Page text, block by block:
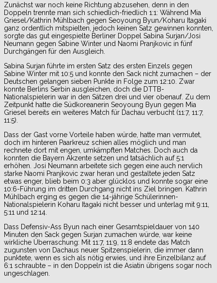
Zunächst war noch keine Richtung abzusehen, denn in den
Doppeln trennte man sich schiedlich-friedlich 1:1: Während Mia
Griesel/Kathrin Mühlbach gegen Seoyoung Byun/Koharu Itagaki
ganz ordentlich mitspielten, jedoch keinen Satz gewinnen konnten,
sorgte das gut eingespielte Berliner Doppel Sabina Surjan/Josi
Neumann gegen Sabine Winter und Naomi Pranjkovic in fünf
Durchgängen für den Ausgleich.
Sabina Surjan führte im ersten Satz des ersten Einzels gegen
Sabine Winter mit 10:5 und konnte den Sack nicht zumachen – der
Deutschen gelangen sieben Punkte in Folge zum 12:10. Zwar
konnte Berlins Serbin ausgleichen, doch die DTTB-
Nationalspielerin war in den Sätzen drei und vier obenauf. Zu dem
Zeitpunkt hatte die Südkoreanerin Seoyoung Byun gegen Mia
Griesel bereits ein weiteres Match für Dachau verbucht (11:7, 11:7,
11:5).
Dass der Gast vorne Vorteile haben würde, hatte man vermutet,
doch im hinteren Paarkreuz schien alles möglich und man
rechnete dort mit engen, umkämpften Matches. Doch auch da
konnten die Bayern Akzente setzen und tatsächlich auf 5:1
erhöhen. Josi Neumann arbeitete sich gegen eine auch nervlich
starke Naomi Pranjkovic zwar heran und gestaltete jeden Satz
etwas enger, blieb beim 0:3 aber glücklos und konnte sogar eine
10:6-Führung im dritten Durchgang nicht ins Ziel bringen. Kathrin
Mühlbach erging es gegen die 14-jährige Schülerinnen-
Nationalspielerin Koharu Itagaki nicht besser und unterlag mit 9:11,
5:11 und 12:14.
Dass Defensiv-Ass Byun nach einer Gesamtspieldauer von 140
Minuten den Sack gegen Surjan zumachen würde, war keine
wirkliche Überraschung: Mit 11:7, 11:9, 11:8 endete das Match
zugunsten von Dachaus neuer Spitzenspielerin, die immer dann
punktete, wenn es sich als nötig erwies, und ihre Einzelbilanz auf
6:1 schraubte – in den Doppeln ist die Asiatin übrigens sogar noch
ungeschlagen.